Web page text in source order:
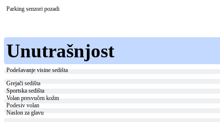
Parking senzori pozadi
Unutrašnjost
Podešavanje visine sedišta
Grejači sedišta
Sportska sedišta
Volan presvučen kožm
Podesiv volan
Naslon za glavu